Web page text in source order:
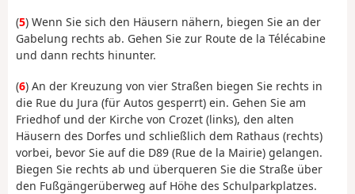
(5) Wenn Sie sich den Häusern nähern, biegen Sie an der
Gabelung rechts ab. Gehen Sie zur Route de la Télécabine
und dann rechts hinunter.
(6) An der Kreuzung von vier Straßen biegen Sie rechts in
die Rue du Jura (für Autos gesperrt) ein. Gehen Sie am
Friedhof und der Kirche von Crozet (links), den alten
Häusern des Dorfes und schließlich dem Rathaus (rechts)
vorbei, bevor Sie auf die D89 (Rue de la Mairie) gelangen.
Biegen Sie rechts ab und überqueren Sie die Straße über
den Fußgängerüberweg auf Höhe des Schulparkplatzes.